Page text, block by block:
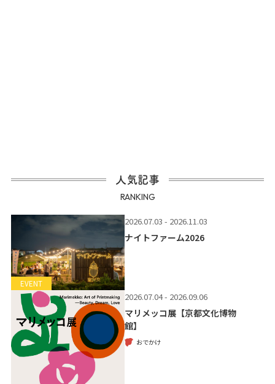
人気記事
RANKING
EVENT
2026.07.03 - 2026.11.03
ナイトファーム2026
2026.07.04 - 2026.09.06
マリメッコ展【京都文化博物
館】
おでかけ